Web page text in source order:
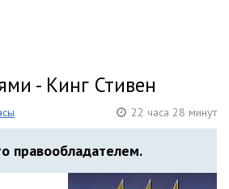
- Кинг Стивен
22 часа 28 минут
правообладателем.